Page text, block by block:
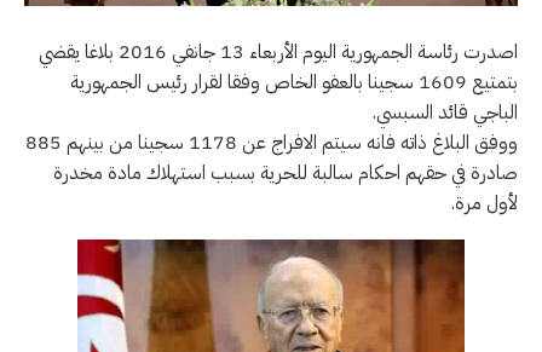
اصدرت رئاسة الجمهورية اليوم الأربعاء 13 جانفي 2016 بلاغا يقضي
بتمتيع 1609 سجينا بالعفو الخاص وفقا لقرار رئيس الجمهورية
الباجي قائد السبسي.
ووفق البلاغ ذاته فانه سيتم الافراج عن 1178 سجينا من بينهم 885
صادرة في حقهم احكام سالبة للحرية بسبب استهلاك مادة مخدرة
لأول مرة.